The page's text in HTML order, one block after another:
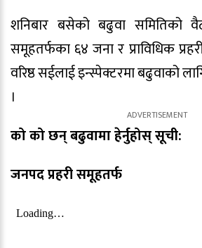
शनिबार बसेको बढुवा समितिको
समूहतर्फका ६४ जना र प्राविधिक
वरिष्ठ सईलाई इन्स्पेक्टरमा बढुवाको
।
को को छन् बढुवामा हेर्नुहोस् सूची:
जनपद प्रहरी समूहतर्फ